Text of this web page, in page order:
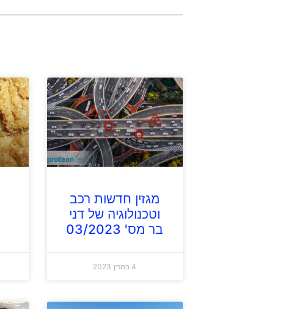
מגזין חדשות רכב
וטכנולוגיה של דני
בר מס' 03/2023
4 במרץ 2023